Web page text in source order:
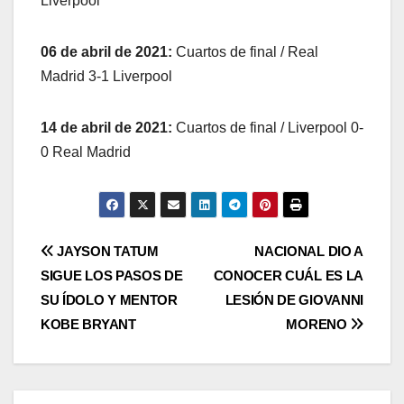
06 de abril de 2021: Cuartos de final / Real
Madrid 3-1 Liverpool
14 de abril de 2021: Cuartos de final / Liverpool 0-
0 Real Madrid
NACIONAL DIO A
CONOCER CUÁL ES LA
LESIÓN DE GIOVANNI
MORENO
JAYSON TATUM
SIGUE LOS PASOS DE
SU ÍDOLO Y MENTOR
KOBE BRYANT